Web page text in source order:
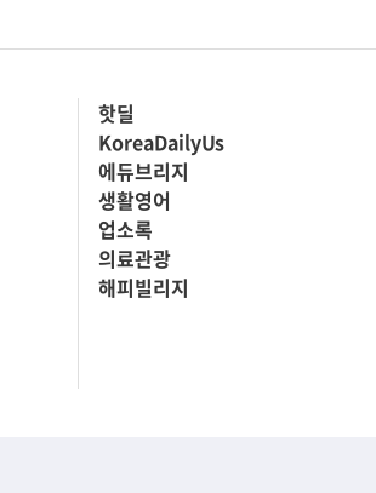
핫딜
KoreaDailyUs
에듀브리지
생활영어
업소록
의료관광
해피빌리지